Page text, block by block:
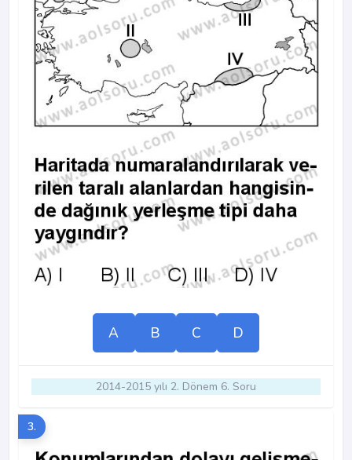
A B C D
2014-2015 yılı 2. Dönem 6. Soru
3.